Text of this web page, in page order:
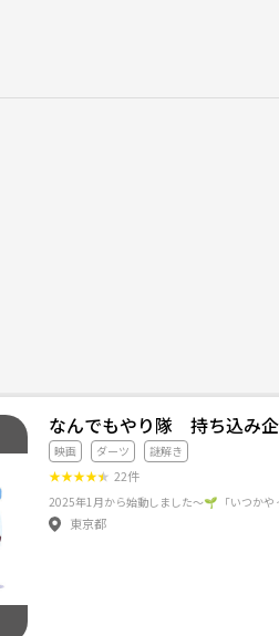
「福岡サブカル会」
なんでもやり隊 持ち込み
映画 ダーツ 謎解き
★★★★★ 22件
東京都